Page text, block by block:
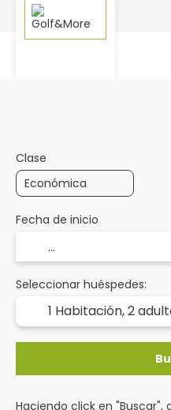
Clase
Fecha de inicio
Seleccionar huéspedes:
1 Habitación,2
Haciendo click en "Buscar",